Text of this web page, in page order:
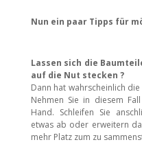
Nun ein paar Tipps für
Lassen sich die
auf die Nut stecken ?
Dann hat wahrscheinlich
Nehmen Sie in diesem
Hand. Schleifen Sie
etwas ab oder erweitern
mehr Platz zum zu